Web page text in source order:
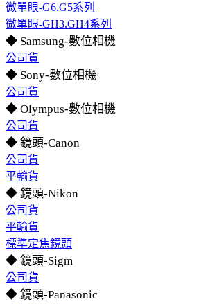
微單眼-G6.G5系列
微單眼-GH3.GH4系列
◆ Samsung-數位相機
公司貨
◆ Sony-數位相機
公司貨
◆ Olympus-數位相機
公司貨
◆ 鏡頭-Canon
公司貨
平輸貨
◆ 鏡頭-Nikon
公司貨
平輸貨
標準定焦鏡頭
◆ 鏡頭-Sigm
公司貨
◆ 鏡頭-Panasonic